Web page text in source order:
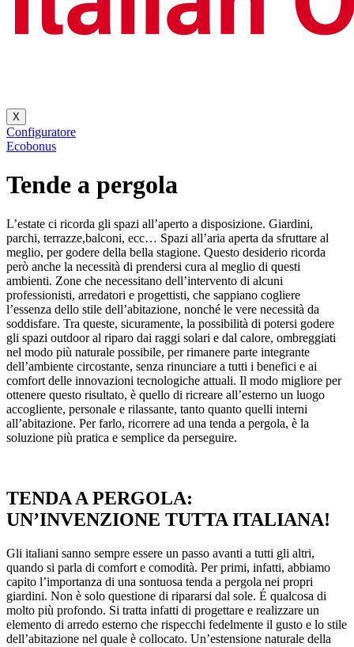
X
Configuratore
Ecobonus
Tende a pergola
L’estate ci ricorda gli spazi all’aperto a disposizione. Giardini,
parchi, terrazze,balconi, ecc… Spazi all’aria aperta da sfruttare al
meglio, per godere della bella stagione. Questo desiderio ricorda
però anche la necessità di prendersi cura al meglio di questi
ambienti. Zone che necessitano dell’intervento di alcuni
professionisti, arredatori e progettisti, che sappiano cogliere
l’essenza dello stile dell’abitazione, nonché le vere necessità da
soddisfare. Tra queste, sicuramente, la possibilità di potersi godere
gli spazi outdoor al riparo dai raggi solari e dal calore, ombreggiati
nel modo più naturale possibile, per rimanere parte integrante
dell’ambiente circostante, senza rinunciare a tutti i benefici e ai
comfort delle innovazioni tecnologiche attuali. Il modo migliore per
ottenere questo risultato, è quello di ricreare all’esterno un luogo
accogliente, personale e rilassante, tanto quanto quelli interni
all’abitazione. Per farlo, ricorrere ad una tenda a pergola, è la
soluzione più pratica e semplice da perseguire.
TENDA A PERGOLA:
UN’INVENZIONE TUTTA ITALIANA!
Gli italiani sanno sempre essere un passo avanti a tutti gli altri,
quando si parla di comfort e comodità. Per primi, infatti, abbiamo
capito l’importanza di una sontuosa tenda a pergola nei propri
giardini. Non è solo questione di ripararsi dal sole. É qualcosa di
molto più profondo. Si tratta infatti di progettare e realizzare un
elemento di arredo esterno che rispecchi fedelmente il gusto e lo stile
dell’abitazione nel quale è collocato. Un’estensione naturale della